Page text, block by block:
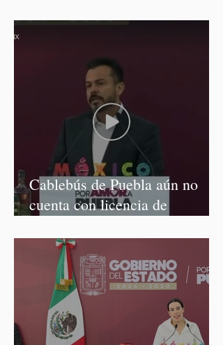
Cablebús de Puebla aún no
cuenta con licencia de